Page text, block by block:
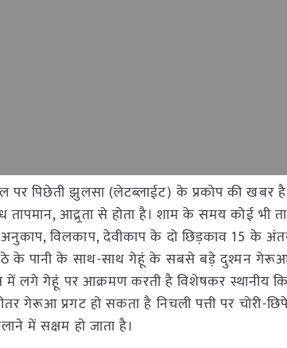
पिछेती झुलसा (लेटब्लाईट) के प्रकोप की खबर है
तापमान, आद्र्रता से होता है। शाम के समय कोई भी
अनुकाप, विलकाप, देवीकाप के दो छिड़काव 15
के पानी के साथ-साथ गेहूं के सबसे बड़े दुश्मन गेरूआ
में लगे गेहूं पर आक्रमण करती है विशेषकर स्थानीय
गेरूआ प्रगट हो सकता है निचली पत्ती पर चोरी-
में सक्षम हो जाता है।